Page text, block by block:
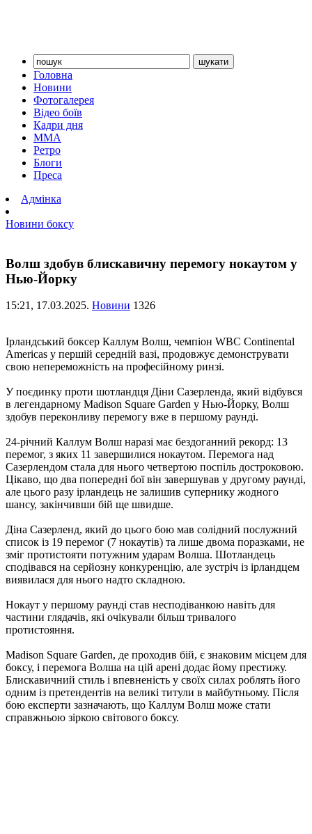
Головна
Новини
Фотогалерея
Відео боїв
Кадри дня
ММА
Ретро
Блоги
Преса
Адмінка
Новини боксу
Волш здобув блискавичну перемогу нокаутом у
Нью-Йорку
15:21, 17.03.2025. Новини 1326
Ірландський боксер Каллум Волш, чемпіон WBC Continental
Americas у першій середній вазі, продовжує демонструвати
свою непереможність на професійному ринзі.
У поєдинку проти шотландця Діни Сазерленда, який відбувся
в легендарному Madison Square Garden у Нью-Йорку, Волш
здобув переконливу перемогу вже в першому раунді.
24-річний Каллум Волш наразі має бездоганний рекорд: 13
перемог, з яких 11 завершилися нокаутом. Перемога над
Сазерлендом стала для нього четвертою поспіль достроковою.
Цікаво, що два попередні бої він завершував у другому раунді,
але цього разу ірландець не залишив супернику жодного
шансу, закінчивши бій ще швидше.
Діна Сазерленд, який до цього бою мав солідний послужний
список із 19 перемог (7 нокаутів) та лише двома поразками, не
зміг протистояти потужним ударам Волша. Шотландець
сподівався на серйозну конкуренцію, але зустріч із ірландцем
виявилася для нього надто складною.
Нокаут у першому раунді став несподіванкою навіть для
частини глядачів, які очікували більш тривалого
протистояння.
Madison Square Garden, де проходив бій, є знаковим місцем для
боксу, і перемога Волша на цій арені додає йому престижу.
Блискавичний стиль і впевненість у своїх силах роблять його
одним із претендентів на великі титули в майбутньому. Після
бою експерти зазначають, що Каллум Волш може стати
справжньою зіркою світового боксу.